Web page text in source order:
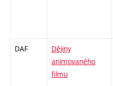
DAF
Dějiny
animovaného
filmu